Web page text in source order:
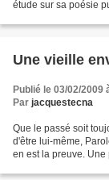
étude sur sa poésie
Une vieille
Publié le 03/02/2009
Par jacquestecna
Que le passé soit
d'être lui-même,
en est la preuve.